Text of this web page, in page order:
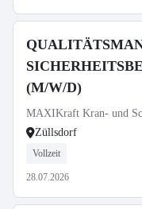
(M/W/D)
MAXIKraft Kran- und
Züllsdorf
Vollzeit
28.07.2026